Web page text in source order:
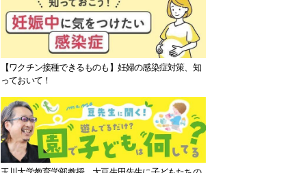
【ワクチン接種できるものも】妊婦の感染症対策、知
っておいて！